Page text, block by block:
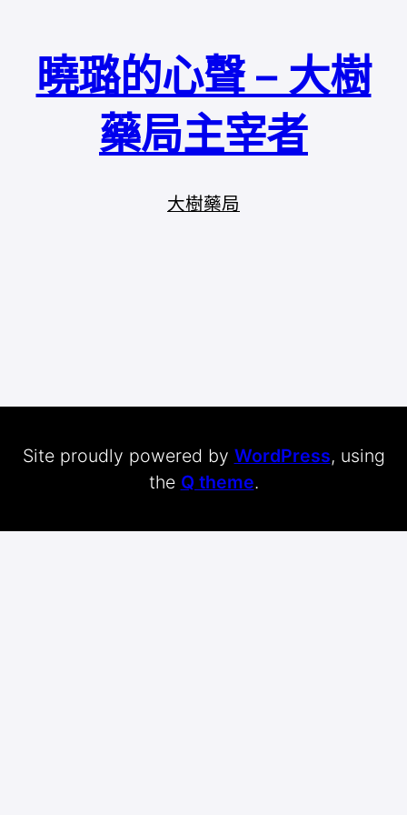
曉璐的心聲 – 大樹
藥局主宰者
大樹藥局
Site proudly powered by WordPress, using
the Q theme.